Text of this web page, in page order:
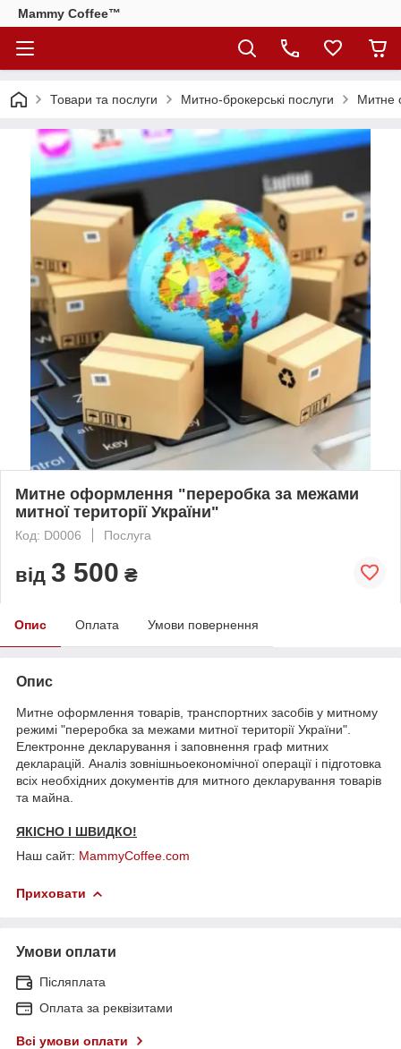
Mammy Coffee™
Товари та послуги Митно-брокерські послуги Митне
Митне оформлення "переробка за межами
митної території України"
Код: D0006 Послуга
від 3 500 ₴
Опис Оплата Умови повернення
Опис
Митне оформлення товарів, транспортних засобів у митному
режимі "переробка за межами митної території України".
Електронне декларування і заповнення граф митних
декларацій. Аналіз зовнішньоекономічної операції і підготовка
всіх необхідних документів для митного декларування товарів
та майна.
ЯКІСНО І ШВИДКО!
Наш сайт: MammyCoffee.com
Приховати
Умови оплати
Післяплата
Оплата за реквізитами
Всі умови оплати